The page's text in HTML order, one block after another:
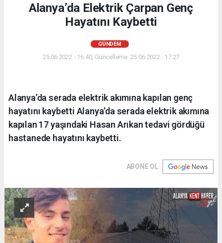
Alanya’da Elektrik Çarpan Genç
Hayatını Kaybetti
GÜNDEM
25.06.2022 - 16:40, Güncelleme: 25.06.2022 - 17:27
Alanya’da serada elektrik akımına kapılan genç
hayatını kaybetti Alanya’da serada elektrik akımına
kapılan 17 yaşındaki Hasan Arıkan tedavi gördüğü
hastanede hayatını kaybetti.
ABONE OL